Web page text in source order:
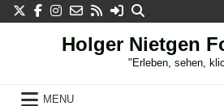
Skip
to
Holger Nietgen
"Erleben, sehen,
MENU